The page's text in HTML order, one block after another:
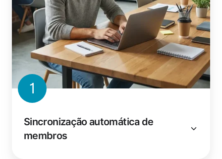
1
Sincronização automática de
membros